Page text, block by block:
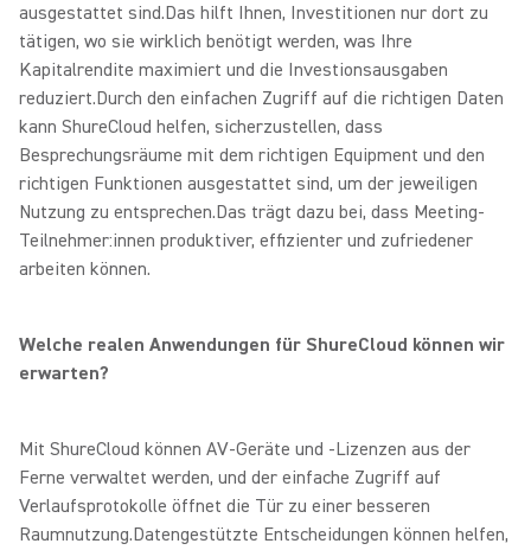
ausgestattet sind.Das hilft Ihnen, Investitionen nur dort zu
tätigen, wo sie wirklich benötigt werden, was Ihre
Kapitalrendite maximiert und die Investionsausgaben
reduziert.Durch den einfachen Zugriff auf die richtigen Daten
kann ShureCloud helfen, sicherzustellen, dass
Besprechungsräume mit dem richtigen Equipment und den
richtigen Funktionen ausgestattet sind, um der jeweiligen
Nutzung zu entsprechen.Das trägt dazu bei, dass Meeting-
Teilnehmer:innen produktiver, effizienter und zufriedener
arbeiten können.
Welche realen Anwendungen für ShureCloud können wir
erwarten?
Mit ShureCloud können AV-Geräte und -Lizenzen aus der
Ferne verwaltet werden, und der einfache Zugriff auf
Verlaufsprotokolle öffnet die Tür zu einer besseren
Raumnutzung.Datengestützte Entscheidungen können helfen,